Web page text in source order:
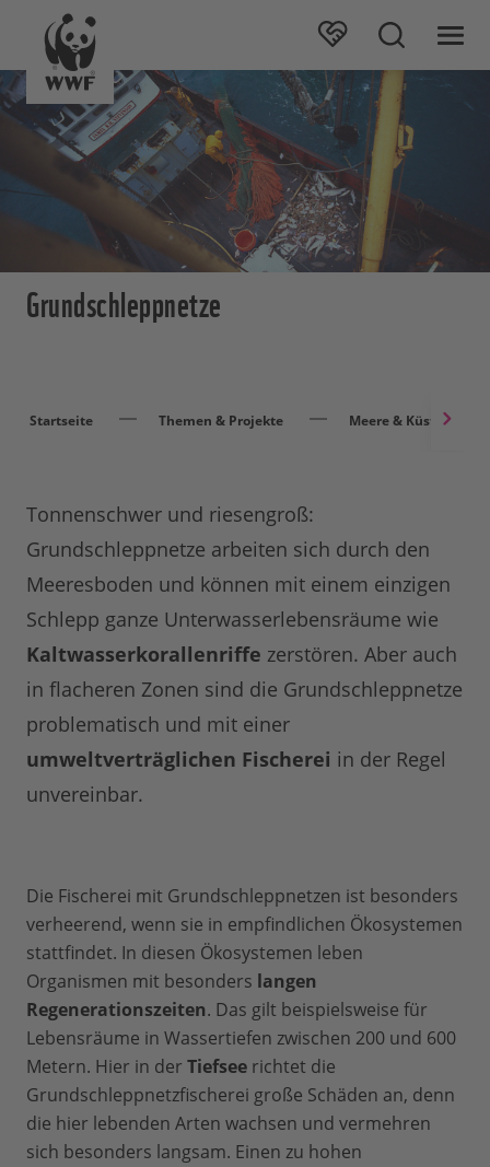
Grundschleppnetze
Startseite Themen & Projekte Meere & Küsten
Tonnenschwer und riesengroß:
Grundschleppnetze arbeiten sich durch den
Meeresboden und können mit einem einzigen
Schlepp ganze Unterwasserlebensräume wie
Kaltwasserkorallenriffe zerstören. Aber auch
in flacheren Zonen sind die Grundschleppnetze
problematisch und mit einer
umweltverträglichen Fischerei in der Regel
unvereinbar.
Die Fischerei mit Grundschleppnetzen ist besonders
verheerend, wenn sie in empfindlichen Ökosystemen
stattfindet. In diesen Ökosystemen leben
Organismen mit besonders langen
Regenerationszeiten. Das gilt beispielsweise für
Lebensräume in Wassertiefen zwischen 200 und 600
Metern. Hier in der Tiefsee richtet die
Grundschleppnetzfischerei große Schäden an, denn
die hier lebenden Arten wachsen und vermehren
sich besonders langsam. Einen zu hohen